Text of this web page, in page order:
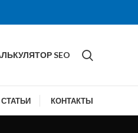
SEO
СТАТЬИ КОНТАКТЫ